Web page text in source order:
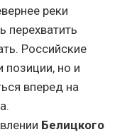
реки
перехватить
Российские
но и
вперед на
Белицкого